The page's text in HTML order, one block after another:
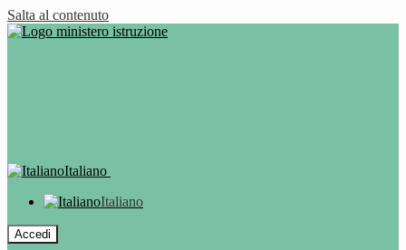
Salta al contenuto
Italiano
Italiano
Accedi